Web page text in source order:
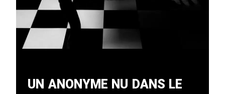
Un Anonyme Nu Dans Le